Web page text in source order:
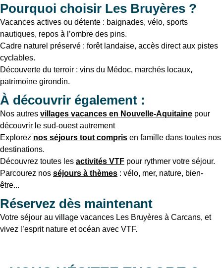
Pourquoi choisir Les Bruyères ?
Vacances actives ou détente : baignades, vélo, sports
nautiques, repos à l’ombre des pins.
Cadre naturel préservé : forêt landaise, accès direct aux pistes
cyclables.
Découverte du terroir : vins du Médoc, marchés locaux,
patrimoine girondin.
À découvrir également :
Nos autres villages vacances en Nouvelle-Aquitaine pour
découvrir le sud-ouest autrement
Explorez nos séjours tout compris en famille dans toutes nos
destinations.
Découvrez toutes les activités VTF pour rythmer votre séjour.
Parcourez nos séjours à thèmes : vélo, mer, nature, bien-
être...
Réservez dès maintenant
Votre séjour au village vacances Les Bruyères à Carcans, et
vivez l’esprit nature et océan avec VTF.